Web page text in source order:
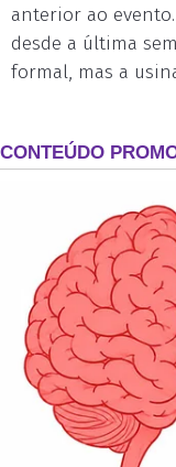
anterior ao
desde a última
formal, mas a